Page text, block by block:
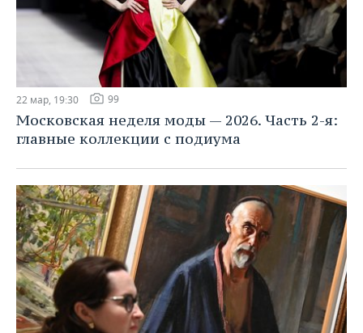
22 мар, 19:30 99
Московская неделя моды — 2026. Часть 2-я:
главные коллекции с подиума